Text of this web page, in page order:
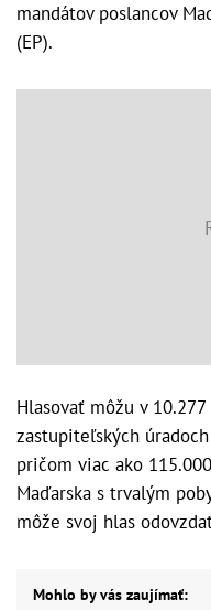
mandátov poslancov
(EP).
Hlasovať môžu v
zastupiteľských
pričom viac ako
Maďarska s trvalým
môže svoj hlas
Mohlo by vás zaujímať: